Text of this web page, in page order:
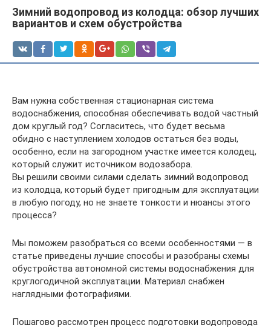
Зимний водопровод из колодца: обзор лучших
вариантов и схем обустройства
Вам нужна собственная стационарная система
водоснабжения, способная обеспечивать водой частный
дом круглый год? Согласитесь, что будет весьма
обидно с наступлением холодов остаться без воды,
особенно, если на загородном участке имеется колодец,
который служит источником водозабора.
Вы решили своими силами сделать зимний водопровод
из колодца, который будет пригодным для эксплуатации
в любую погоду, но не знаете тонкости и нюансы этого
процесса?
Мы поможем разобраться со всеми особенностями — в
статье приведены лучшие способы и разобраны схемы
обустройства автономной системы водоснабжения для
круглогодичной эксплуатации. Материал снабжен
наглядными фотографиями.
Пошагово рассмотрен процесс подготовки водопровода